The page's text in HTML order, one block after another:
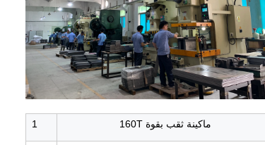
ماكينة ثقب بقوة 160T 1